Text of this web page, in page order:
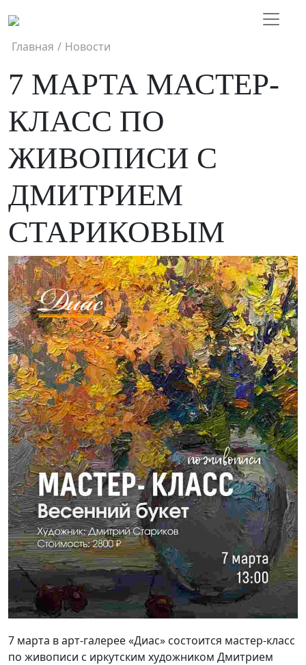
Главная / Новости
7 МАРТА МАСТЕР-
КЛАСС ПО
ЖИВОПИСИ С
ДМИТРИЕМ
СТАРИКОВЫМ
7 марта в арт-галерее «Диас» состоится мастер-класс
по живописи с иркутским художником Дмитрием